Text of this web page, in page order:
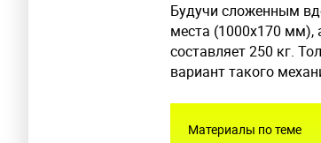
Будучи сложенным
места (1000х170 мм),
составляет 250 кг.
вариант такого
Материалы по теме